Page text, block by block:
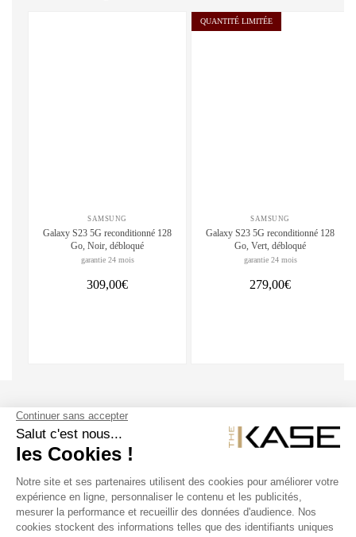
SAMSUNG
Galaxy S23 5G reconditionné 128
Go, Noir, débloqué
garantie 24 mois
309,00€
QUANTITÉ LIMITÉE
SAMSUNG
Galaxy S23 5G reconditionné 128
Go, Vert, débloqué
garantie 24 mois
279,00€
NOS PRODUITS